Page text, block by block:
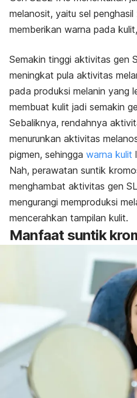
melanosit, yaitu sel
memberikan warna pada
Semakin tinggi aktivitas gen
meningkat pula aktivitas
pada produksi melanin yang
membuat kulit jadi semakin
Sebaliknya, rendahnya
menurunkan aktivitas
pigmen, sehingga warna kulit
Nah, perawatan suntik
menghambat aktivitas gen
mengurangi memproduksi
mencerahkan tampilan kulit.
Manfaat suntik